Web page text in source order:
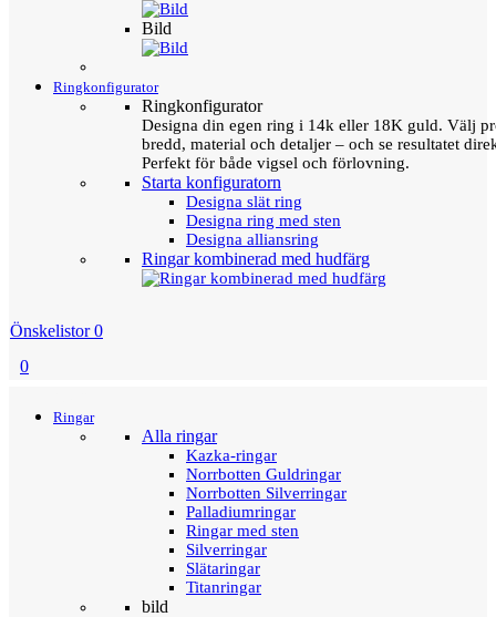
Bild
Ringkonfigurator
Ringkonfigurator
Designa din egen ring i 14k eller 18K guld. Välj
bredd, material och detaljer – och se resultatet
Perfekt för både vigsel och förlovning.
Starta konfiguratorn
Designa slät ring
Designa ring med sten
Designa alliansring
Ringar kombinerad med hudfärg
Önskelistor 0
0
Ringar
Alla ringar
Kazka-ringar
Norrbotten Guldringar
Norrbotten Silverringar
Palladiumringar
Ringar med sten
Silverringar
Slätaringar
Titanringar
bild